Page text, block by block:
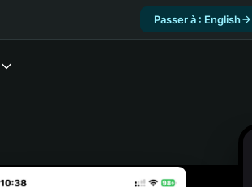
Passer à : English